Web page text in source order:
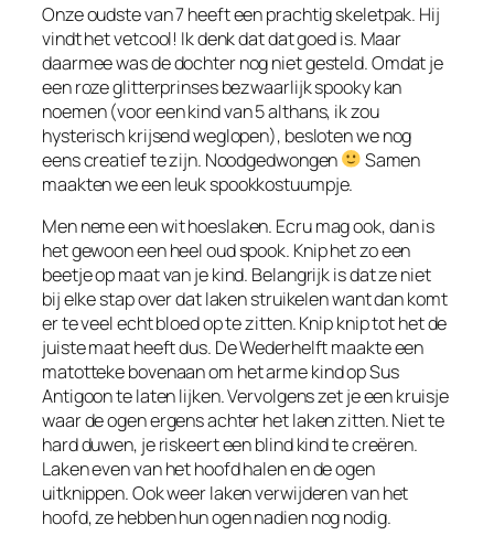
Onze oudste van 7 heeft een prachtig skeletpak. Hij
vindt het vetcool! Ik denk dat dat goed is. Maar
daarmee was de dochter nog niet gesteld. Omdat je
een roze glitterprinses bezwaarlijk spooky kan
noemen (voor een kind van 5 althans, ik zou
hysterisch krijsend weglopen), besloten we nog
eens creatief te zijn. Noodgedwongen
Samen
maakten we een leuk spookkostuumpje.
Men neme een wit hoeslaken. Ecru mag ook, dan is
het gewoon een heel oud spook. Knip het zo een
beetje op maat van je kind. Belangrijk is dat ze niet
bij elke stap over dat laken struikelen want dan komt
er te veel echt bloed op te zitten. Knip knip tot het de
juiste maat heeft dus. De Wederhelft maakte een
matotteke bovenaan om het arme kind op Sus
Antigoon te laten lijken. Vervolgens zet je een kruisje
waar de ogen ergens achter het laken zitten. Niet te
hard duwen, je riskeert een blind kind te creëren.
Laken even van het hoofd halen en de ogen
uitknippen. Ook weer laken verwijderen van het
hoofd, ze hebben hun ogen nadien nog nodig.